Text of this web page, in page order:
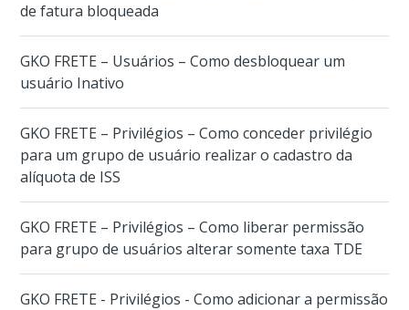
de fatura bloqueada
GKO FRETE – Usuários – Como desbloquear um
usuário Inativo
GKO FRETE – Privilégios – Como conceder privilégio
para um grupo de usuário realizar o cadastro da
alíquota de ISS
GKO FRETE – Privilégios – Como liberar permissão
para grupo de usuários alterar somente taxa TDE
GKO FRETE - Privilégios - Como adicionar a permissão